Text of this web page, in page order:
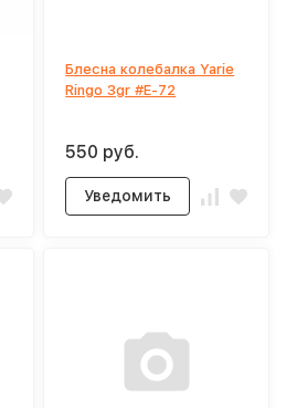
Блесна колебалка Yarie
Ringo 3gr #E-72
550 руб.
Уведомить